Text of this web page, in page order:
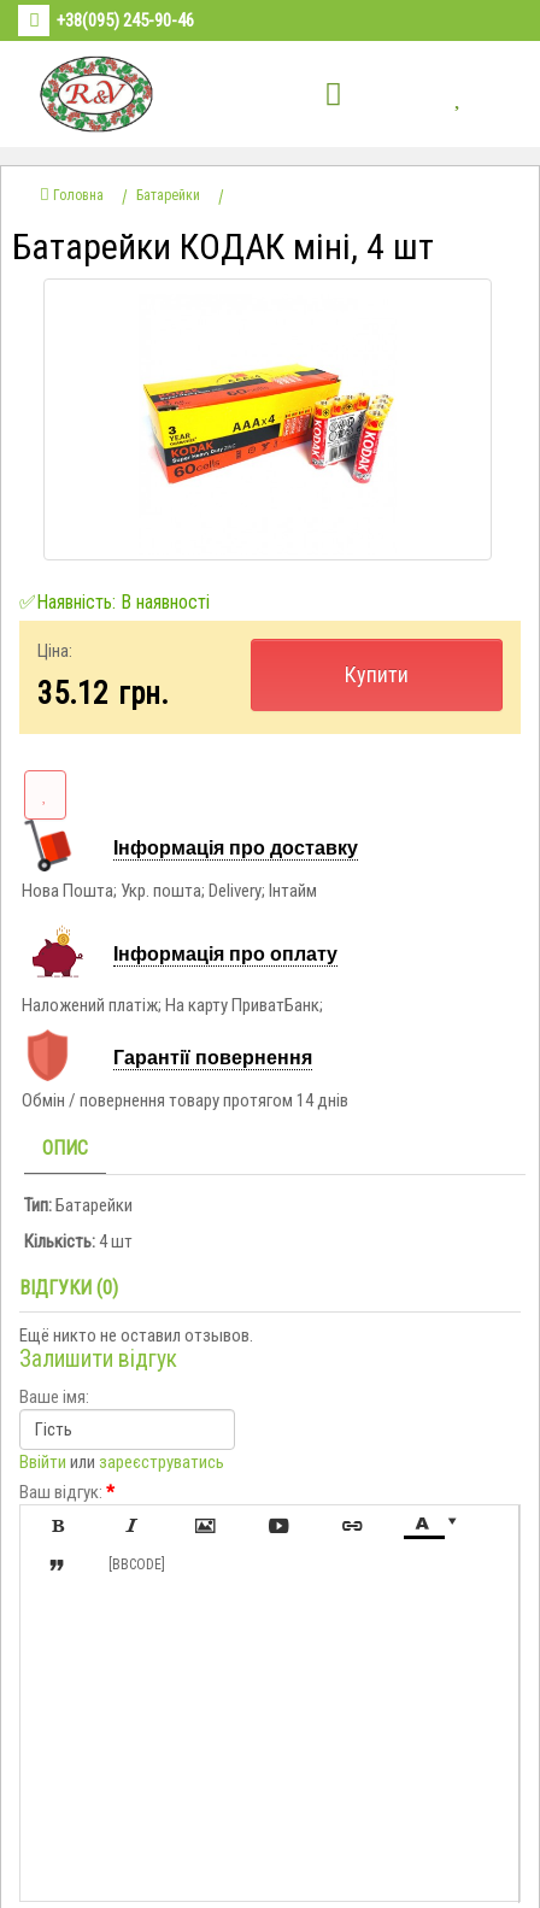
+38(095) 245-90-46
Головна Батарейки
Батарейки КОДАК міні, 4 шт
✅Наявність: В наявності
Ціна:
35.12 грн.
Купити
Інформація про доставку
Нова Пошта; Укр. пошта; Delivery; Інтайм
Інформація про оплату
Наложений платіж; На карту ПриватБанк;
Гарантії повернення
Обмін / повернення товару протягом 14 днів
ОПИС
Тип:Батарейки
Кількість:4 шт
ВІДГУКИ (0)
Ещё никто не оставил отзывов.
Залишити відгук
Ваше імя:
Ввійти или зареєструватись
Ваш відгук: *

     
 [BBCODE]